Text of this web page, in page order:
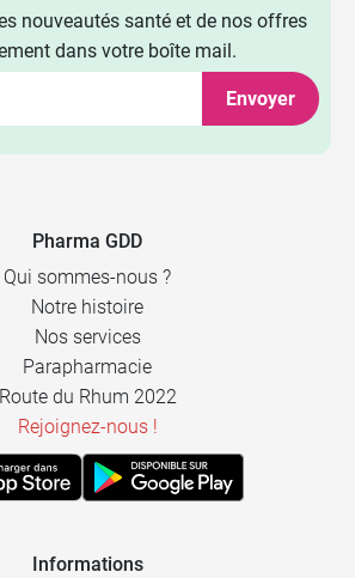
nouveautés santé et de nos offres
dans votre boîte mail.
Envoyer
Pharma GDD
Qui sommes-nous ?
Notre histoire
Nos services
Parapharmacie
Route du Rhum 2022
Rejoignez-nous !
Informations